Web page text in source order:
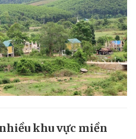
khu vực miền